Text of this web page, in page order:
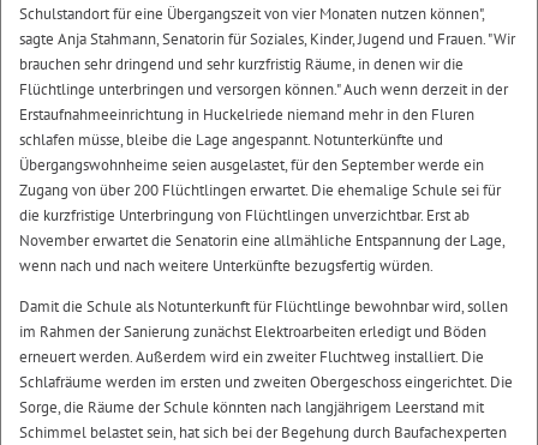
Schulstandort für eine Übergangszeit von vier Monaten nutzen können",
sagte Anja Stahmann, Senatorin für Soziales, Kinder, Jugend und Frauen. "Wir
brauchen sehr dringend und sehr kurzfristig Räume, in denen wir die
Flüchtlinge unterbringen und versorgen können." Auch wenn derzeit in der
Erstaufnahmeeinrichtung in Huckelriede niemand mehr in den Fluren
schlafen müsse, bleibe die Lage angespannt. Notunterkünfte und
Übergangswohnheime seien ausgelastet, für den September werde ein
Zugang von über 200 Flüchtlingen erwartet. Die ehemalige Schule sei für
die kurzfristige Unterbringung von Flüchtlingen unverzichtbar. Erst ab
November erwartet die Senatorin eine allmähliche Entspannung der Lage,
wenn nach und nach weitere Unterkünfte bezugsfertig würden.
Damit die Schule als Notunterkunft für Flüchtlinge bewohnbar wird, sollen
im Rahmen der Sanierung zunächst Elektroarbeiten erledigt und Böden
erneuert werden. Außerdem wird ein zweiter Fluchtweg installiert. Die
Schlafräume werden im ersten und zweiten Obergeschoss eingerichtet. Die
Sorge, die Räume der Schule könnten nach langjährigem Leerstand mit
Schimmel belastet sein, hat sich bei der Begehung durch Baufachexperten